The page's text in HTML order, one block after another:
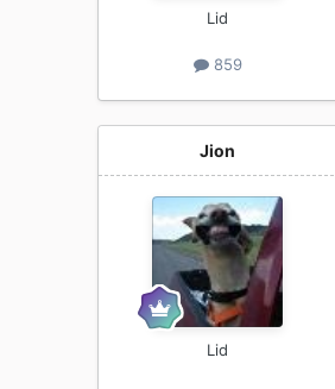
Lid
859
Jion
Lid